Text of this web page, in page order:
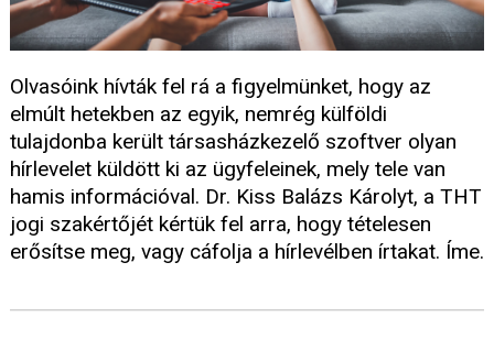
Olvasóink hívták fel rá a figyelmünket, hogy az
elmúlt hetekben az egyik, nemrég külföldi
tulajdonba került társasházkezelő szoftver olyan
hírlevelet küldött ki az ügyfeleinek, mely tele van
hamis információval. Dr. Kiss Balázs Károlyt, a THT
jogi szakértőjét kértük fel arra, hogy tételesen
erősítse meg, vagy cáfolja a hírlevélben írtakat. Íme.